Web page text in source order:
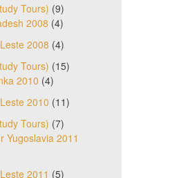
Tours) (9)
2008 (4)
2008 (4)
Tours) (15)
2010 (4)
2010 (11)
Tours) (7)
Yugoslavia 2011
2011 (5)